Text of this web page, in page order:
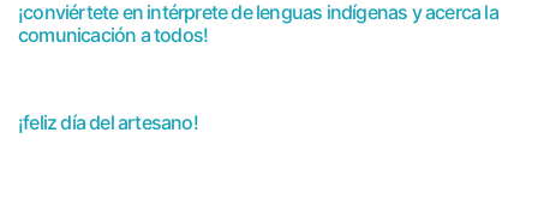
¡conviértete en intérprete de lenguas indígenas y acerca la
comunicación a todos!
¡feliz día del artesano!